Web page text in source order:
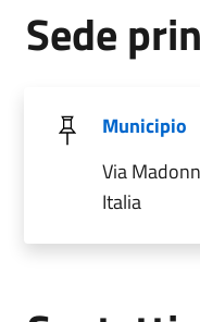
Sede
Municipio
Via
Italia